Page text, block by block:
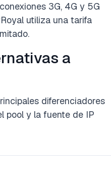
3G, 4G y 5G
utiliza una tarifa
a
diferenciadores
pool y la fuente de IP